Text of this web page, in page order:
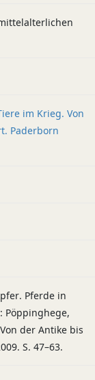
im Krieg. Von
Paderborn
Pferde in
Pöppinghege,
der Antike bis
S. 47–63.